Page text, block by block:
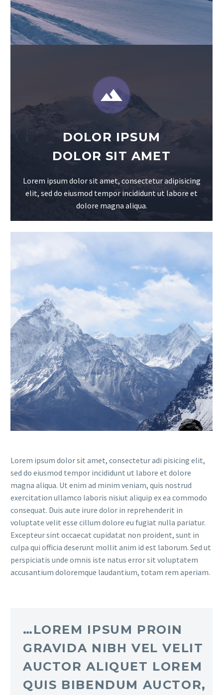


DOLOR IPSUM
DOLOR SIT AMET
Lorem ipsum dolor sit amet, consectetur adipisicing
elit, sed do eiusmod tempor incididunt ut labore et
dolore magna aliqua.
Lorem ipsum dolor sit amet, consectetur adi pisicing elit,
sed do eiusmod tempor incididunt ut labore et dolore
magna aliqua. Ut enim ad minim veniam, quis nostrud
exercitation ullamco laboris nisiut aliquip ex ea commodo
consequat. Duis aute irure dolor in reprehenderit in
voluptate velit esse cillum dolore eu fugiat nulla pariatur.
Excepteur sint occaecat cupidatat non proident, sunt in
culpa qui officia deserunt mollit anim id est laborum. Sed ut
perspiciatis unde omnis iste natus error sit voluptatem
accusantium doloremque laudantium, totam rem aperiam.
…LOREM IPSUM PROIN
GRAVIDA NIBH VEL VELIT
AUCTOR ALIQUET LOREM
QUIS BIBENDUM AUCTOR,